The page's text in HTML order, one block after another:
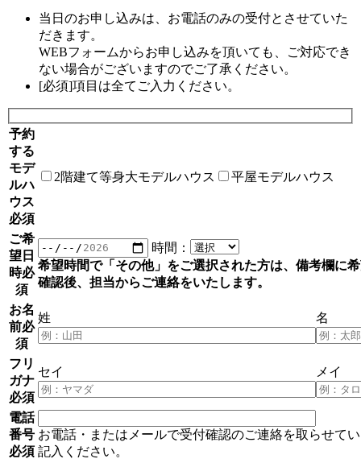
当日のお申し込みは、お電話のみの受付とさせていた
だきます。
WEBフォームからお申し込みを頂いても、ご対応でき
ない場合がございますのでご了承ください。
[必須]項目は全てご入力ください。
予約
する
モデ
ルハ
ウス
必須
2階建て等身大モデルハウス 平屋モデルハウス
ご希
望日
時必
須
時間：
希望時間で「その他」をご選択された方は、備考欄に
確認後、担当からご連絡をいたします。
お名
前必
須
姓 名
フリ
ガナ
必須
セイ メイ
電話
番号
必須
お電話・またはメールで受付確認のご連絡を取らせて
記入ください。